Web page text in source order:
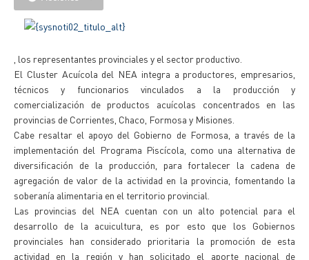
, los representantes provinciales y el sector productivo.
El Cluster Acuícola del NEA integra a productores, empresarios,
técnicos y funcionarios vinculados a la producción y
comercialización de productos acuícolas concentrados en las
provincias de Corrientes, Chaco, Formosa y Misiones.
Cabe resaltar el apoyo del Gobierno de Formosa, a través de la
implementación del Programa Piscícola, como una alternativa de
diversificación de la producción, para fortalecer la cadena de
agregación de valor de la actividad en la provincia, fomentando la
soberanía alimentaria en el territorio provincial.
Las provincias del NEA cuentan con un alto potencial para el
desarrollo de la acuicultura, es por esto que los Gobiernos
provinciales han considerado prioritaria la promoción de esta
actividad en la región y han solicitado el aporte nacional de